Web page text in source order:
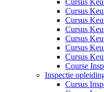
Cursus
Cursus
Cursus
Cursus
Cursus
Cursus
Cursus
Course
Inspectie
Cursus